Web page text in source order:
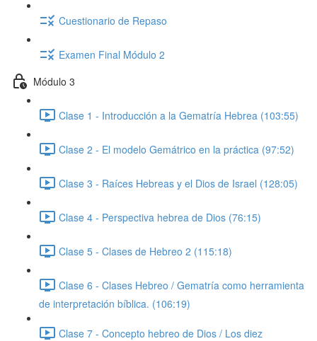
Cuestionario de Repaso
Examen Final Módulo 2
Módulo 3
Clase 1 - Introducción a la Gematría Hebrea (103:55)
Clase 2 - El modelo Gemátrico en la práctica (97:52)
Clase 3 - Raíces Hebreas y el Dios de Israel (128:05)
Clase 4 - Perspectiva hebrea de Dios (76:15)
Clase 5 - Clases de Hebreo 2 (115:18)
Clase 6 - Clases Hebreo / Gematría como herramienta
de interpretación bíblica. (106:19)
Clase 7 - Concepto hebreo de Dios / Los diez